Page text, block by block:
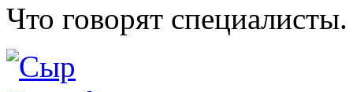
Что говорят специалисты.